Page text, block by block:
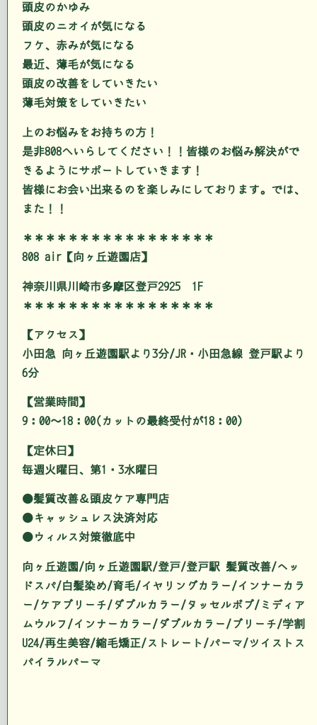
頭皮のかゆみ
頭皮のニオイが気になる
フケ、赤みが気になる
最近、薄毛が気になる
頭皮の改善をしていきたい
薄毛対策をしていきたい
上のお悩みをお持ちの方！
是非808へいらしてください！！皆様のお悩み解決がで
きるようにサポートしていきます！
皆様にお会い出来るのを楽しみにしております。では、
また！！
＊＊＊＊＊＊＊＊＊＊＊＊＊＊＊＊＊
808 air【向ヶ丘遊園店】
神奈川県川崎市多摩区登戸2925 1F
＊＊＊＊＊＊＊＊＊＊＊＊＊＊＊＊＊
【アクセス】
小田急 向ヶ丘遊園駅より3分/JR・小田急線 登戸駅より
6分
【営業時間】
9：00～18：00(カットの最終受付が18：00)
【定休日】
毎週火曜日、第1・3水曜日
●髪質改善＆頭皮ケア専門店
●キャッシュレス決済対応
●ウィルス対策徹底中
向ヶ丘遊園/向ヶ丘遊園駅/登戸/登戸駅 髪質改善/ヘッ
ドスパ/白髪染め/育毛/イヤリングカラー/インナーカラ
ー/ケアブリーチ/ダブルカラー/タッセルボブ/ミディア
ムウルフ/インナーカラー/ダブルカラー/ブリーチ/学割
U24/再生美容/縮毛矯正/ストレート/パーマ/ツイストス
パイラルパーマ